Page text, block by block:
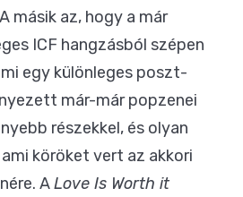
másik az, hogy a már
ICF hangzásból szépen
egy különleges poszt-
már-már popzenei
részekkel, és olyan
köröket vert az akkori
ALove Is Worth it